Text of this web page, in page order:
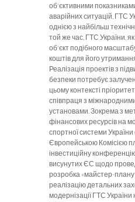
об'єктив­ними
аварійних си­туацій, ГТС
однією з найбільш
той же час, ГТС України,
об'єкт подібного
коштів для його
Реалізація проектів з
без­пеки потребує
цьому кон­тексті
співпраця з міжнарод
установами. Зокрема з
фінансових ресурсів на
спортної системи України
Європейською Комісією
інвестиційну
висунутих ЄС щодо
розробка «майстер-
реалізацію детальних
модернізації ГТС